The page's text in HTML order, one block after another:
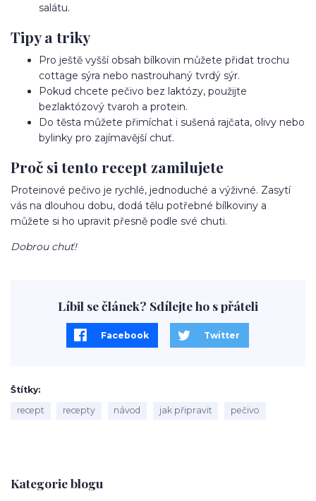
Kategorie blogu
salátu.
Tipy a triky
Pro ještě vyšší obsah bílkovin můžete přidat trochu
cottage sýra nebo nastrouhaný tvrdý sýr.
Pokud chcete pečivo bez laktózy, použijte
bezlaktózový tvaroh a protein.
Do těsta můžete přimíchat i sušená rajčata, olivy nebo
bylinky pro zajímavější chuť.
Proč si tento recept zamilujete
Proteinové pečivo je rychlé, jednoduché a výživné. Zasytí
vás na dlouhou dobu, dodá tělu potřebné bílkoviny a
můžete si ho upravit přesně podle své chuti.
Dobrou chuť!
Líbil se článek? Sdílejte ho s přáteli
Facebook Twitter
Štítky
recept
recepty návod jak připravit pečivo